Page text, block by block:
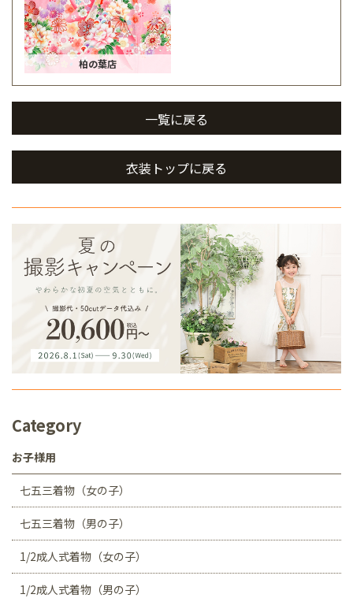
柏の葉店
一覧に戻る
衣装トップに戻る
Category
お子様用
七五三着物（女の子）
七五三着物（男の子）
1/2成人式着物（女の子）
1/2成人式着物（男の子）